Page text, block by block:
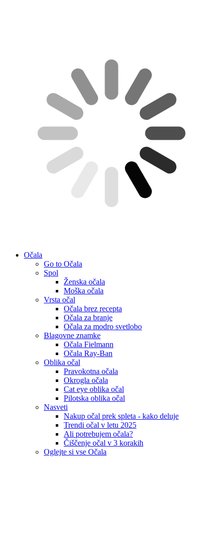
Očala
Go to Očala
Spol
Ženska očala
Moška očala
Vrsta očal
Očala brez recepta
Očala za branje
Očala za modro svetlobo
Blagovne znamke
Očala Fielmann
Očala Ray-Ban
Oblika očal
Pravokotna očala
Okrogla očala
Cat eye oblika očal
Pilotska oblika očal
Nasveti
Nakup očal prek spleta - kako deluje
Trendi očal v letu 2025
Ali potrebujem očala?
Čiščenje očal v 3 korakih
Oglejte si vse Očala